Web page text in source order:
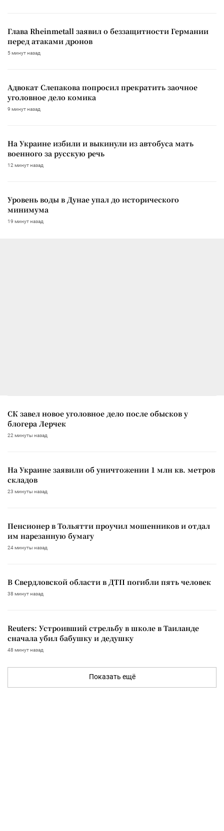
Глава Rheinmetall заявил о беззащитности Германии
перед атаками дронов
5 минут назад
Адвокат Слепакова попросил прекратить заочное
уголовное дело комика
9 минут назад
На Украине избили и выкинули из автобуса мать
военного за русскую речь
12 минут назад
Уровень воды в Дунае упал до исторического
минимума
19 минут назад
СК завел новое уголовное дело после обысков у
блогера Лерчек
22 минуты назад
На Украине заявили об уничтожении 1 млн кв. метров
складов
23 минуты назад
Пенсионер в Тольятти проучил мошенников и отдал
им нарезанную бумагу
24 минуты назад
В Свердловской области в ДТП погибли пять человек
38 минут назад
Reuters: Устроивший стрельбу в школе в Таиланде
сначала убил бабушку и дедушку
48 минут назад
Показать ещё